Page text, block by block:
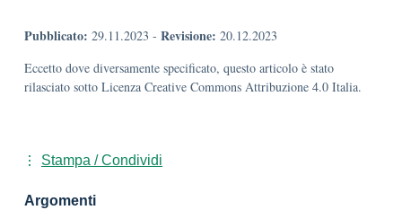
Pubblicato: 29.11.2023 - Revisione: 20.12.2023
Eccetto dove diversamente specificato, questo articolo è stato
rilasciato sotto Licenza Creative Commons Attribuzione 4.0 Italia.
Stampa / Condividi
Argomenti